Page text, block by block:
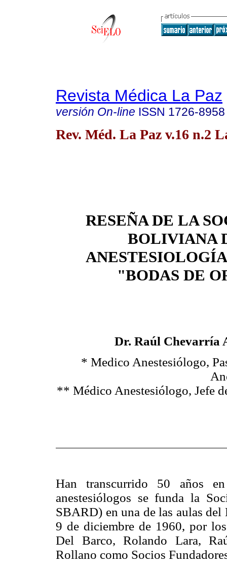
Revista Médica La Paz
versión On-line ISSN 1726-8958
Rev. Méd. La Paz v.16 n.2
RESEÑA DE LA
BOLIVIANA
ANESTESIOLOGÍA
"BODAS DE
Dr. Raúl Chevarría
* Medico Anestesiólogo,
** Médico Anestesiólogo, Jefe
Han transcurrido 50 años
anestesiólogos se funda la
SBARD) en una de las aulas
9 de diciembre de 1960, por
Del Barco, Rolando Lara,
Rollano como Socios